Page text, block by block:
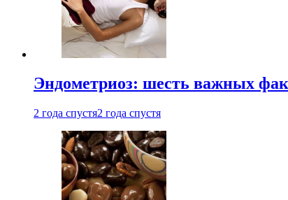
Эндометриоз: шесть важных
2 года спустя2 года спустя